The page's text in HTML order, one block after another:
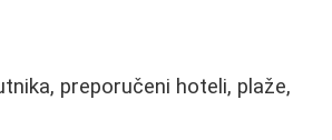
preporučeni hoteli, plaže,